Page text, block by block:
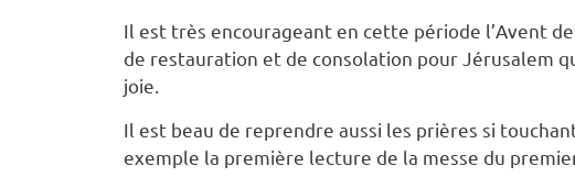
Il est très encourageant en cette période l’Avent
de restauration et de consolation pour Jérusalem
joie.
Il est beau de reprendre aussi les prières si
exemple la première lecture de la messe du